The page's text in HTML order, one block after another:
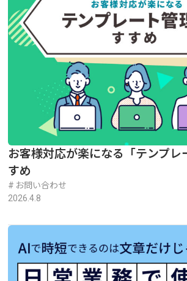
お客様対応が楽になる「テンプレ
すめ
お問い合わせ
2026.4.8